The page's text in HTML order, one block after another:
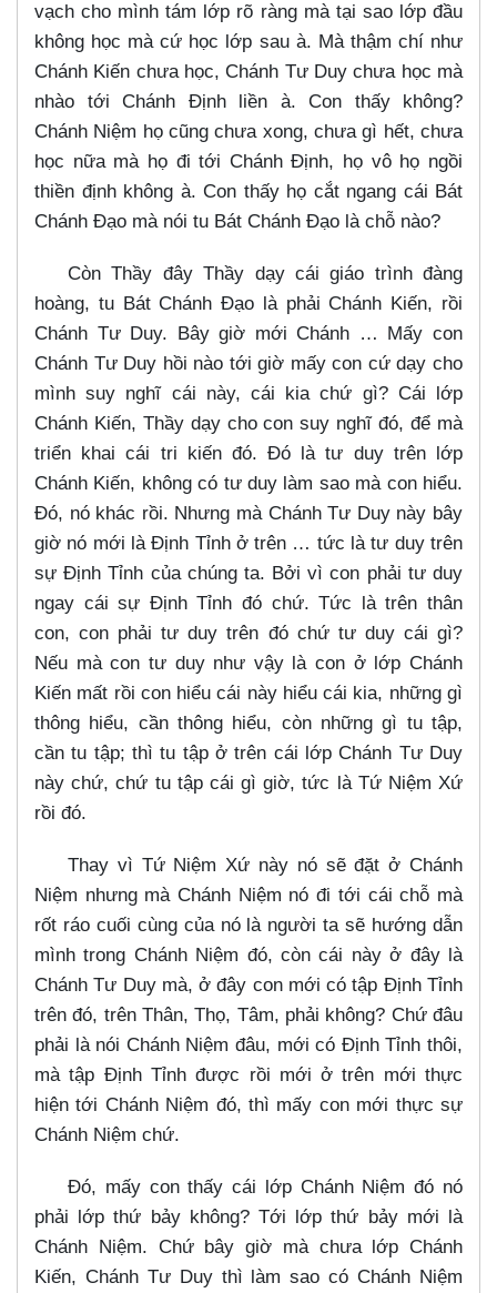
vạch cho mình tám lớp rõ ràng mà tại sao lớp đầu
không học mà cứ học lớp sau à. Mà thậm chí như
Chánh Kiến chưa học, Chánh Tư Duy chưa học mà
nhào tới Chánh Định liền à. Con thấy không?
Chánh Niệm họ cũng chưa xong, chưa gì hết, chưa
học nữa mà họ đi tới Chánh Định, họ vô họ ngồi
thiền định không à. Con thấy họ cắt ngang cái Bát
Chánh Đạo mà nói tu Bát Chánh Đạo là chỗ nào?
Còn Thầy đây Thầy dạy cái giáo trình đàng
hoàng, tu Bát Chánh Đạo là phải Chánh Kiến, rồi
Chánh Tư Duy. Bây giờ mới Chánh …​ Mấy con
Chánh Tư Duy hồi nào tới giờ mấy con cứ dạy cho
mình suy nghĩ cái này, cái kia chứ gì? Cái lớp
Chánh Kiến, Thầy dạy cho con suy nghĩ đó, để mà
triển khai cái tri kiến đó. Đó là tư duy trên lớp
Chánh Kiến, không có tư duy làm sao mà con hiểu.
Đó, nó khác rồi. Nhưng mà Chánh Tư Duy này bây
giờ nó mới là Định Tỉnh ở trên …​ tức là tư duy trên
sự Định Tỉnh của chúng ta. Bởi vì con phải tư duy
ngay cái sự Định Tỉnh đó chứ. Tức là trên thân
con, con phải tư duy trên đó chứ tư duy cái gì?
Nếu mà con tư duy như vậy là con ở lớp Chánh
Kiến mất rồi con hiểu cái này hiểu cái kia, những gì
thông hiểu, cần thông hiểu, còn những gì tu tập,
cần tu tập; thì tu tập ở trên cái lớp Chánh Tư Duy
này chứ, chứ tu tập cái gì giờ, tức là Tứ Niệm Xứ
rồi đó.
Thay vì Tứ Niệm Xứ này nó sẽ đặt ở Chánh
Niệm nhưng mà Chánh Niệm nó đi tới cái chỗ mà
rốt ráo cuối cùng của nó là người ta sẽ hướng dẫn
mình trong Chánh Niệm đó, còn cái này ở đây là
Chánh Tư Duy mà, ở đây con mới có tập Định Tỉnh
trên đó, trên Thân, Thọ, Tâm, phải không? Chứ đâu
phải là nói Chánh Niệm đâu, mới có Định Tỉnh thôi,
mà tập Định Tỉnh được rồi mới ở trên mới thực
hiện tới Chánh Niệm đó, thì mấy con mới thực sự
Chánh Niệm chứ.
Đó, mấy con thấy cái lớp Chánh Niệm đó nó
phải lớp thứ bảy không? Tới lớp thứ bảy mới là
Chánh Niệm. Chứ bây giờ mà chưa lớp Chánh
Kiến, Chánh Tư Duy thì làm sao có Chánh Niệm